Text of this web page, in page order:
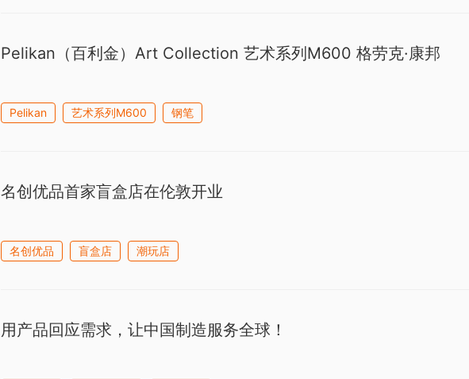
Pelikan（百利金）Art Collection 艺术系列M600 格劳克·康邦
Pelikan 艺术系列M600 钢笔
名创优品首家盲盒店在伦敦开业
名创优品 盲盒店 潮玩店
用产品回应需求，让中国制造服务全球！